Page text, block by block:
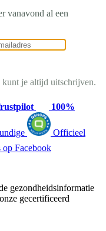
vanavond al een
kunt je altijd uitschrijven.
100%
Officieel
op Facebook
gezondheidsinformatie
gecertificeerd